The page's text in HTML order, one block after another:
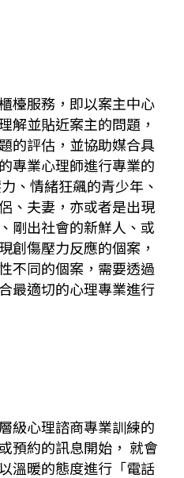
檯服務，即以案主中心
解並貼近案主的問題，
的評估，並協助媒合具
專業心理師進行專業的
、情緒狂飆的青少年、
、夫妻，亦或者是出現
剛出社會的新鮮人、或
創傷壓力反應的個案，
不同的個案，需要透過
最適切的心理專業進行
級心理諮商專業訓練的
預約的訊息開始， 就會
溫暖的態度進行「電話